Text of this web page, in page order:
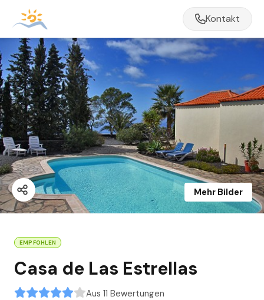
Mehr Bilder
EMPFOHLEN
Casa de Las Estrellas
Aus 11 Bewertungen
Kontakt